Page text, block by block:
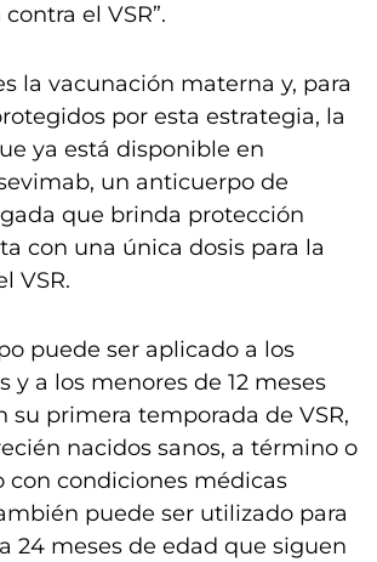
el VSR”.
la vacunación materna y, para
por esta estrategia, la
ya está disponible en
un anticuerpo de
que brinda protección
con una única dosis para la
VSR.
puede ser aplicado a los
y a los menores de 12 meses
su primera temporada de VSR,
nacidos sanos, a término o
con condiciones médicas
puede ser utilizado para
24 meses de edad que siguen